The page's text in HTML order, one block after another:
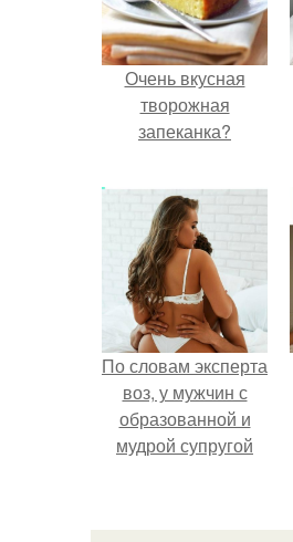
Очень вкусная
творожная
запеканка?
По словам эксперта
воз, у мужчин с
образованной и
мудрой супругой
смерти якобы на